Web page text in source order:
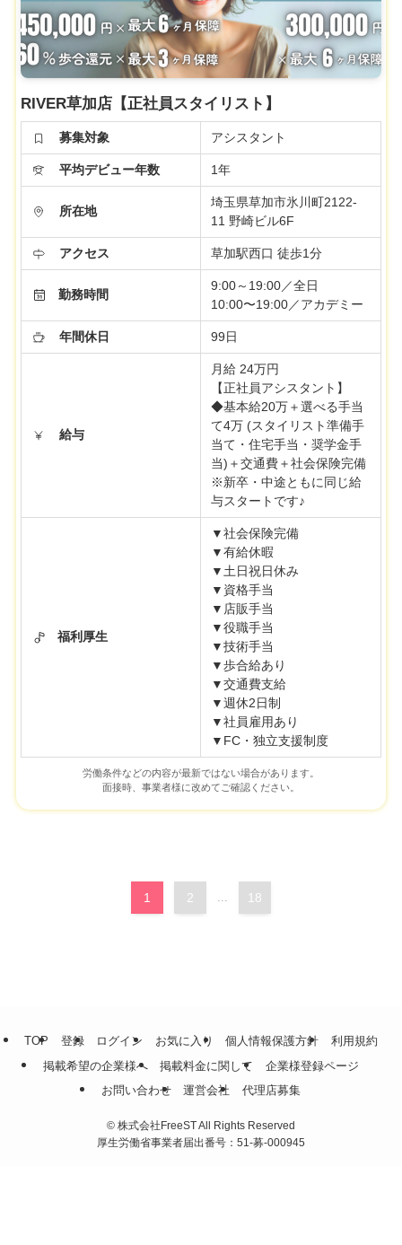
RIVER草加店【正社員スタイリスト】
募集対象 アシスタント
平均デビュー年数 1年
所在地
埼玉県草加市氷川町2122-
11 野崎ビル6F
アクセス 草加駅西口 徒歩1分
勤務時間
9:00～19:00／全日
10:00〜19:00／アカデミー
年間休日 99日
給与
月給 24万円
【正社員アシスタント】
◆基本給20万＋選べる手当
て4万 (スタイリスト準備手
当て・住宅手当・奨学金手
当)＋交通費＋社会保険完備
※新卒・中途ともに同じ給
与スタートです♪
福利厚生
▼社会保険完備
▼有給休暇
▼土日祝日休み
▼資格手当
▼店販手当
▼役職手当
▼技術手当
▼歩合給あり
▼交通費支給
▼週休2日制
▼社員雇用あり
▼FC・独立支援制度
労働条件などの内容が最新ではない場合があります。
面接時、事業者様に改めてご確認ください。
1 2 ... 18
TOP 登録 ログイン お気に入り 個人情報保護方針
利用規約
掲載希望の企業様へ
掲載料金に関して
企業様登録ページ
お問い合わせ
運営会社 代理店募集
© 株式会社FreeST All Rights Reserved
厚生労働省事業者届出番号：51-募-000945